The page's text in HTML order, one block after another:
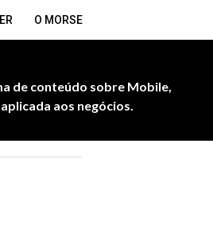
O MORSE
de conteúdo sobre Mobile,
aos negócios.